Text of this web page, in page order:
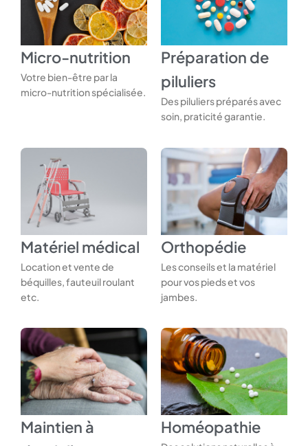
Micro-nutrition
Votre bien-être par la
micro-nutrition spécialisée.
Préparation de
piluliers
Des piluliers préparés avec
soin, praticité garantie.
Matériel médical
Location et vente de
béquilles, fauteuil roulant
etc.
Orthopédie
Les conseils et la matériel
pour vos pieds et vos
jambes.
Maintien à
Homéopathie